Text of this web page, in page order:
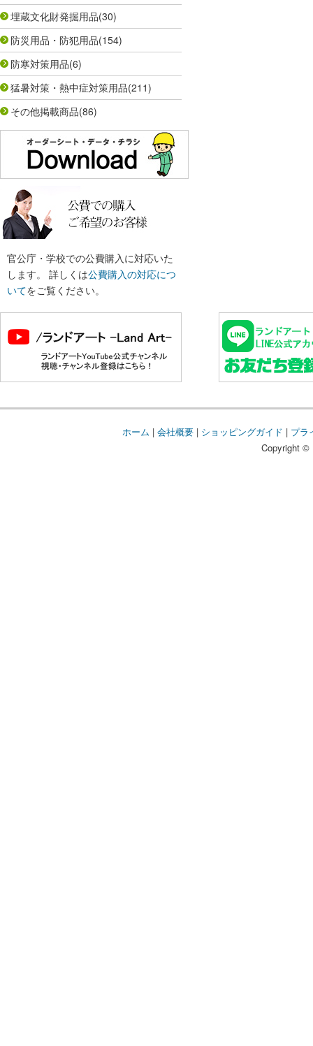
埋蔵文化財発掘用品(30)
防災用品・防犯用品(154)
防寒対策用品(6)
猛暑対策・熱中症対策用品(211)
その他掲載商品(86)
官公庁・学校での公費購入に対応いた
します。 詳しくは公費購入の対応につ
いてをご覧ください。
ホーム | 会社概要| ショッピングガイド | プラ
Copyright ©